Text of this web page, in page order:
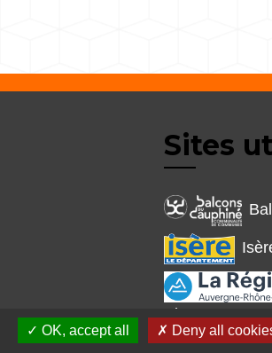
Sites
Alpes
- Gestion des cookies
OK, accept all Deny all